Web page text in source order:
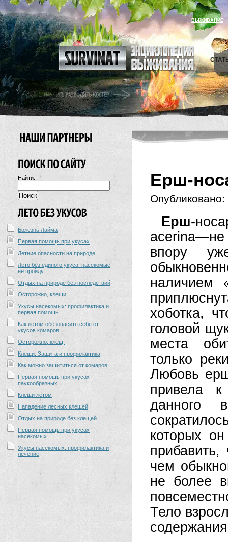
ВЫЖИВАНИЕ
Найти:
Болезнь Лайма
Первая помощь при укусах
Летние опасности на природе
Лето без единого укуса: насекомые
не пройдут
Отдых на природе без последствий
Осторожно, клещи!
Укусы насекомых: профилактика и
первая помощь
Как летом обезопасить себя от
укусов комаров
Осторожно, клещ!
Клещи. Защита и профилактика
Как можно защититься от комаров
Первая помощь при укусах
паукообразных
Клещи летом
Нападение лесных клещей
Отдых на природе без клещей
Первая помощь при укусах
насекомых
Укусы насекомых: профилактика и
лечение
Ерш-
Опубликовано:
Ерш-
acerina—не
впору
наличием
хоботка,
головой
места
только
Любовь
привела к
данного
которых
чем
не более
Тело